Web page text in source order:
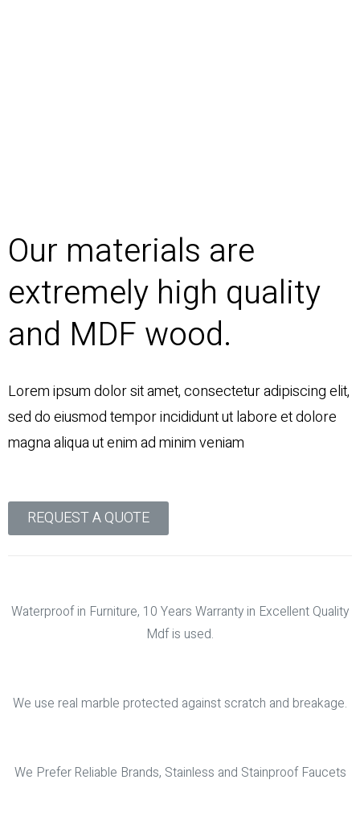
Our materials are
extremely high quality
and MDF wood.
Lorem ipsum dolor sit amet, consectetur adipiscing elit,
sed do eiusmod tempor incididunt ut labore et dolore
magna aliqua ut enim ad minim veniam
REQUEST A QUOTE
Waterproof in Furniture, 10 Years Warranty in Excellent Quality
Mdf is used.
We use real marble protected against scratch and breakage.
We Prefer Reliable Brands, Stainless and Stainproof Faucets